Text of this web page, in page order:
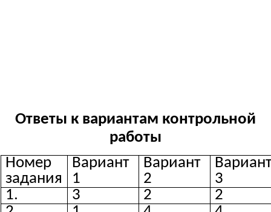
Ответы к вариантам контрольной
работы
Номер
задания
Вариант
1
Вариант
2
Вариант
3
1.
3 2
2